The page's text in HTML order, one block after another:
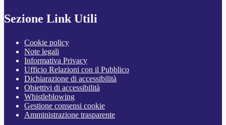
Sezione Link Utili
Cookie policy
Note legali
Informativa Privacy
Ufficio Relazioni con il Pubblico
Dichiarazione di accessibilità
Obiettivi di accessibilità
Whistleblowing
Gestione consensi cookie
Amministrazione trasparente